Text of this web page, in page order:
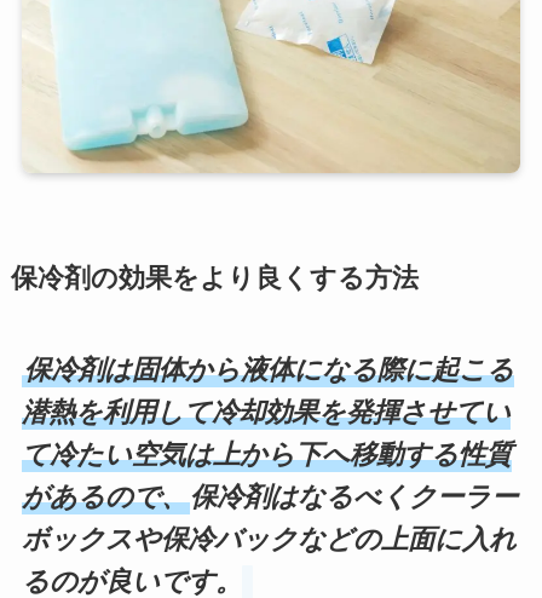
保冷剤の効果をより良くする方法
保冷剤は固体から液体になる際に起こる
潜熱を利用して冷却効果を発揮させてい
て冷たい空気は上から下へ移動する性質
があるので、保冷剤はなるべくクーラー
ボックスや保冷バックなどの上面に入れ
るのが良いです。